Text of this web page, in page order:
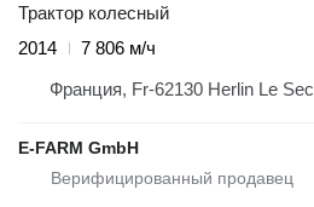
Трактор колесный
2014
7 806 м/ч
Франция, Fr-62130 Herlin Le Sec
E-FARM GmbH